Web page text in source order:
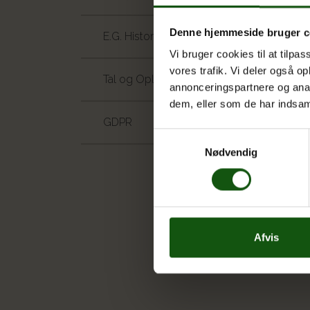
Denne hjemmeside bruger
Vi bruger cookies til at
vores trafik. Vi deler også
annonceringspartnere og
dem, eller som de har
Nødvendig
Afvis
E.G. Historisk
Tal og Oplysninger
GDPR